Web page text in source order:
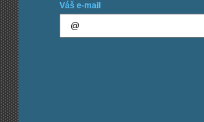
Váš e-mail